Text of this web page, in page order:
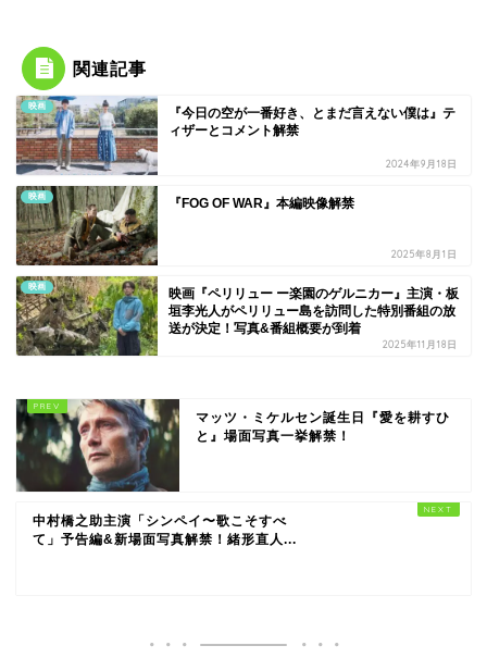
関連記事
映画
『今日の空が一番好き、とまだ言えない僕は』テ
ィザーとコメント解禁
2024年9月18日
映画 『FOG OF WAR』本編映像解禁
2025年8月1日
映画
映画『ペリリュー ー楽園のゲルニカー』主演・板
垣李光人がペリリュー島を訪問した特別番組の放
送が決定！写真&番組概要が到着
2025年11月18日
マッツ・ミケルセン誕生日『愛を耕すひ
と』場面写真一挙解禁！
中村橋之助主演「シンペイ〜歌こそすべ
て」予告編&新場面写真解禁！緒形直人...